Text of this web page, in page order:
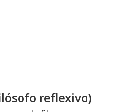
reflexivo)